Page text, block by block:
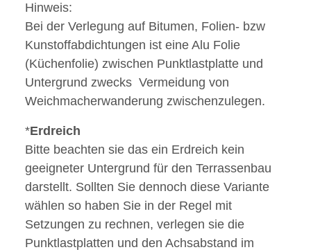
Hinweis:
Bei der Verlegung auf Bitumen, Folien- bzw
Kunstoffabdichtungen ist eine Alu Folie
(Küchenfolie) zwischen Punktlastplatte und
Untergrund zwecks Vermeidung von
Weichmacherwanderung zwischenzulegen.
*Erdreich
Bitte beachten sie das ein Erdreich kein
geeigneter Untergrund für den Terrassenbau
darstellt. Sollten Sie dennoch diese Variante
wählen so haben Sie in der Regel mit
Setzungen zu rechnen, verlegen sie die
Punktlastplatten und den Achsabstand im